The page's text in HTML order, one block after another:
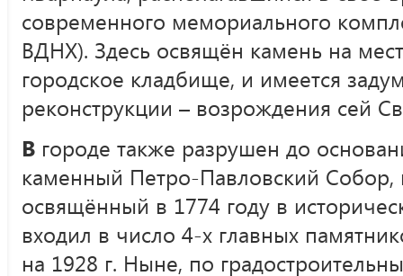
современного мемориального
ВДНХ). Здесь освящён камень на
городское кладбище, и имеется
реконструкции – возрождения сей
В городе также разрушен до
каменный Петро-Павловский Собор,
освящённый в 1774 году в
входил в число 4-х главных
на 1928 г. Ныне, по